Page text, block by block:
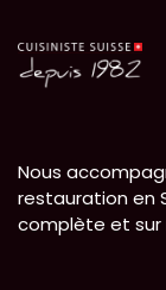
Nous
restauration en
complète et sur